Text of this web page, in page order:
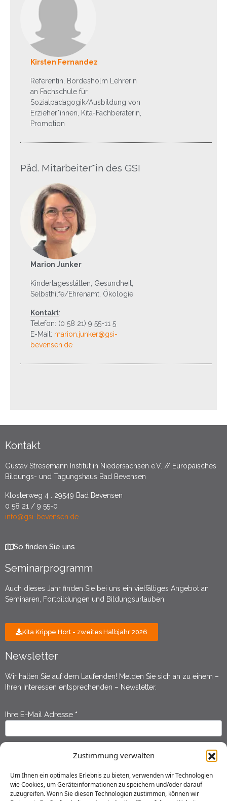
Zustimmung verwalten
Um Ihnen ein optimales Erlebnis zu bieten, verwenden wir Technologien
wie Cookies, um Geräteinformationen zu speichern und/oder darauf
zuzugreifen. Wenn Sie diesen Technologien zustimmen, können wir
Kirsten Fernandez
Referentin, Bordesholm Lehrerin
an Fachschule für
Sozialpädagogik/Ausbildung von
Erzieher*innen, Kita-Fachberaterin,
Promotion
Päd. Mitarbeiter*in des GSI
Marion Junker
Kindertagesstätten, Gesundheit,
Selbsthilfe/Ehrenamt, Ökologie
Kontakt:
Telefon: (0 58 21) 9 55-11 5
E-Mail: marion.junker@gsi-
bevensen.de
Kontakt
Gustav Stresemann Institut in Niedersachsen e.V. // Europäisches
Bildungs- und Tagungshaus Bad Bevensen
Klosterweg 4 . 29549 Bad Bevensen
0 58 21 / 9 55-0
info@gsi-bevensen.de
So finden Sie uns
Seminarprogramm
Auch dieses Jahr finden Sie bei uns ein vielfältiges Angebot an
Seminaren, Fortbildungen und Bildungsurlauben.
Kita Krippe Hort - zweites Halbjahr 2026
Newsletter
Wir halten Sie auf dem Laufenden! Melden Sie sich an zu einem –
Ihren Interessen entsprechenden – Newsletter.
Newsletter
Anmeldung
Ihre E-Mail Adresse *
Ihr Nachname*